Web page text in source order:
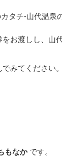
タチ-山代温泉
お渡しし、山
みてください。
もなか です。